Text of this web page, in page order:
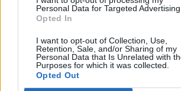
Personal Data for Targeted Advertising.
Opted In
I want to opt-out of Collection, Use,
Retention, Sale, and/or Sharing of my
Personal Data that Is Unrelated with
Purposes for which it was collected.
Opted Out
permission från fotbojan för att
– Det är nog inte så vanligt att
permission från fotboja för att åka
fängelset, men jag ville så gärna